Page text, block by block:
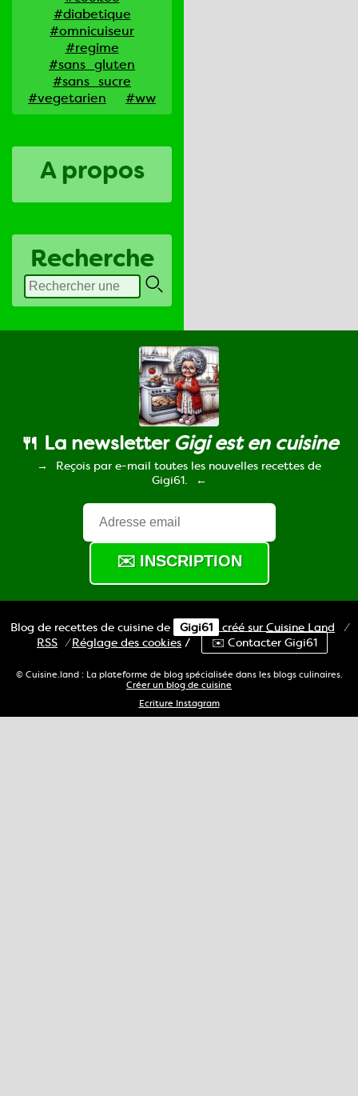
#diabetique
#omnicuiseur
#regime
#sans_gluten
#sans_sucre
#vegetarien
#ww
A propos
Recherche
🍴 La newsletter Gigi est en cuisine
Reçois par e-mail toutes les nouvelles recettes de
Gigi61.
Blog de recettes de cuisine de Gigi61 créé sur Cuisine Land
⁄
RSS ⁄Réglage des cookies / ✉️ Contacter Gigi61
© Cuisine.land : La plateforme de blog spécialisée dans les blogs culinaires.
Créer un blog de cuisine
Ecriture Instagram